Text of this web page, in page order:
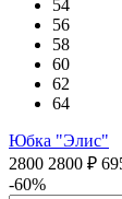
54
56
58
60
62
64
Юбка "Элис"
2800 2800 ₽
-60%